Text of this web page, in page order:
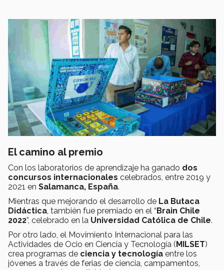
El camino al premio
Con los laboratorios de aprendizaje ha ganado dos
concursos internacionales celebrados, entre 2019 y
2021 en Salamanca, España.
Mientras que mejorando el desarrollo de La Butaca
Didáctica , también fue premiado en el “Brain Chile
2022”, celebrado en la Universidad Católica de Chile.
Por otro lado, el Movimiento Internacional para las
Actividades de Ocio en Ciencia y Tecnología (MILSET)
crea programas de ciencia y tecnología entre los
jóvenes a través de ferias de ciencia, campamentos,